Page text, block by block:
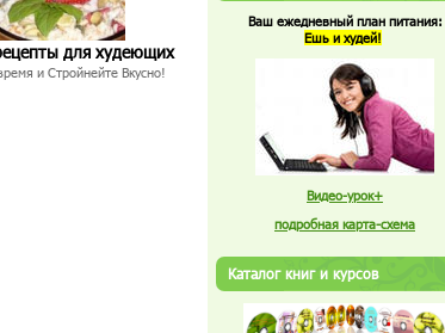
для худеющих
и Стройнейте Вкусно!
Ваш ежедневный план питания:
Ешь и худей!
Видео-урок+
подробная карта-схема
Каталог книг и курсов